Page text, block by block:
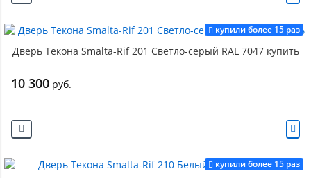
купили более 15 раз
Дверь Текона Smalta-Rif 201 Светло-серый RAL 7047 купить
10 300 руб.
купили более 15 раз